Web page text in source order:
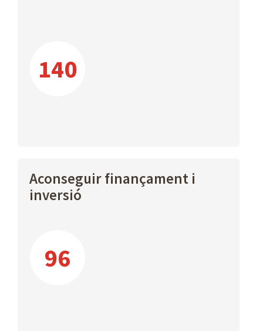
140
Aconseguir finançament i
inversió
96